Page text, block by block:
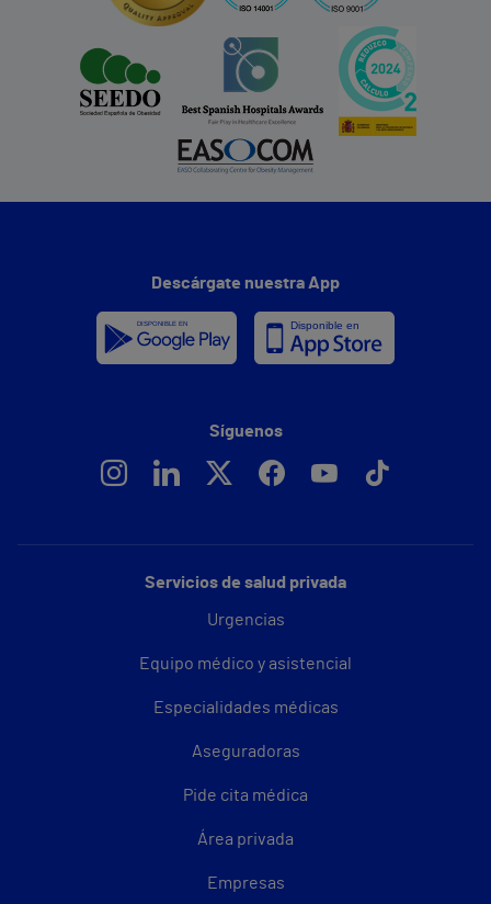
Servicios de salud privada
Urgencias
Equipo médico y asistencial
Especialidades médicas
Aseguradoras
Pide cita médica
Área privada
Empresas
Descárgate nuestra App
Síguenos